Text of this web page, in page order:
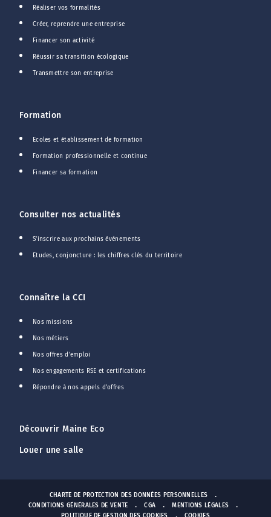
Réaliser vos formalités
Créer, reprendre une entreprise
Financer son activité
Réussir sa transition écologique
Transmettre son entreprise
Formation
Ecoles et établissement de formation
Formation professionnelle et continue
Financer sa formation
Consulter nos actualités
S'inscrire aux prochains événements
Etudes, conjoncture : les chiffres clés du territoire
Connaître la CCI
Nos missions
Nos métiers
Nos offres d'emploi
Nos engagements RSE et certifications
Répondre à nos appels d'offres
Découvrir Maine Eco
Louer une salle
CHARTE DE PROTECTION DES DONNÉES PERSONNELLES
CONDITIONS GÉNÉRALES DE VENTE
CGA
MENTIONS LÉGALES